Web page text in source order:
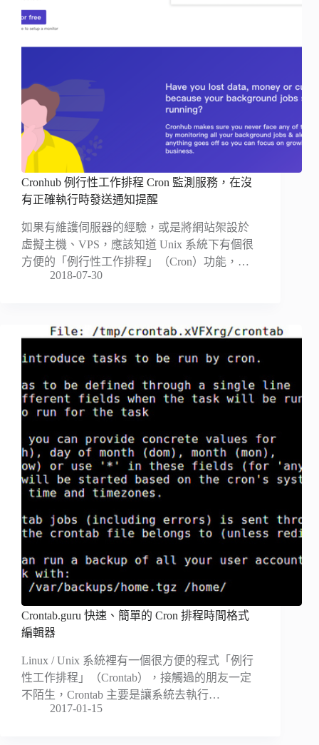
Cronhub 例行性工作排程 Cron 監測服務，在沒
有正確執行時發送通知提醒
如果有維護伺服器的經驗，或是將網站架設於
虛擬主機、VPS，應該知道 Unix 系統下有個很
方便的「例行性工作排程」（Cron）功能，…
2018-07-30
Crontab.guru 快速、簡單的 Cron 排程時間格式
編輯器
Linux / Unix 系統裡有一個很方便的程式「例行
性工作排程」（Crontab），接觸過的朋友一定
不陌生，Crontab 主要是讓系統去執行…
2017-01-15